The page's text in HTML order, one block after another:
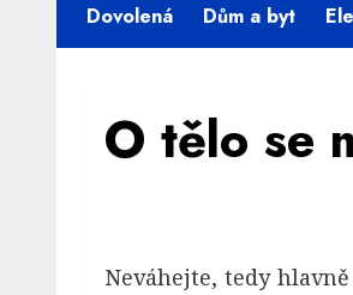
Dovolená Dům a byt
O tělo se
Neváhejte, tedy